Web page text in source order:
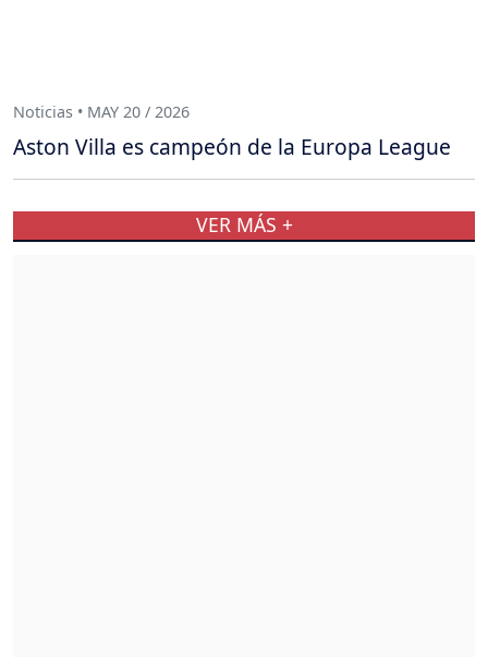
Noticias • MAY 20 / 2026
Aston Villa es campeón de la Europa League
VER MÁS +